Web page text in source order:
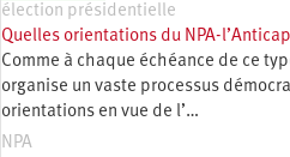
élection présidentielle
Quelles orientations du NPA-
Comme à chaque échéance de ce
organise un vaste processus
orientations en vue de l’…
NPA